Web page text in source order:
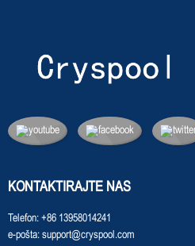
KONTAKTIRAJTE NAS
Telefon: +86 13958014241
e-pošta: support@cryspool.com